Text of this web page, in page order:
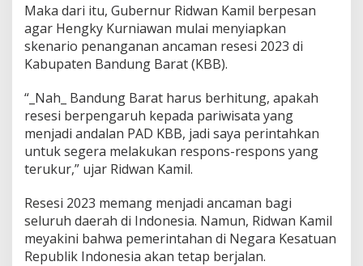
Maka dari itu, Gubernur Ridwan Kamil berpesan
agar Hengky Kurniawan mulai menyiapkan
skenario penanganan ancaman resesi 2023 di
Kabupaten Bandung Barat (KBB).
“_Nah_ Bandung Barat harus berhitung, apakah
resesi berpengaruh kepada pariwisata yang
menjadi andalan PAD KBB, jadi saya perintahkan
untuk segera melakukan respons-respons yang
terukur,” ujar Ridwan Kamil.
Resesi 2023 memang menjadi ancaman bagi
seluruh daerah di Indonesia. Namun, Ridwan Kamil
meyakini bahwa pemerintahan di Negara Kesatuan
Republik Indonesia akan tetap berjalan.